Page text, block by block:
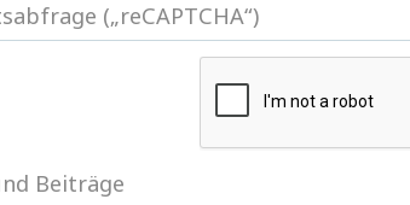
(„reCAPTCHA“)
Beiträge